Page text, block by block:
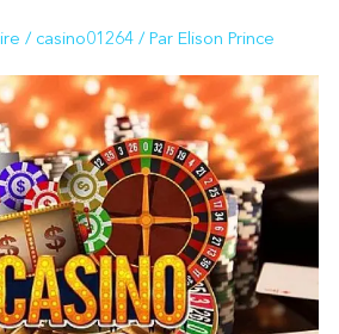
/ casino01264 / Par Elison Prince